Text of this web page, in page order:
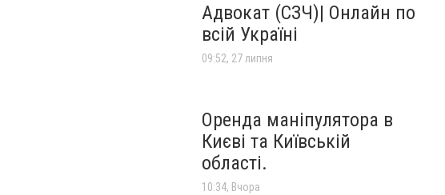
Адвокат (СЗЧ)| Онлайн по
всій Україні
09:52, 27 липня
Оренда маніпулятора в
Києві та Київській
області.
10:34, Вчора